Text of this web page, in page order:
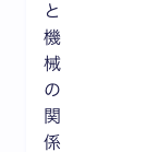
と
機
械
の
関
係